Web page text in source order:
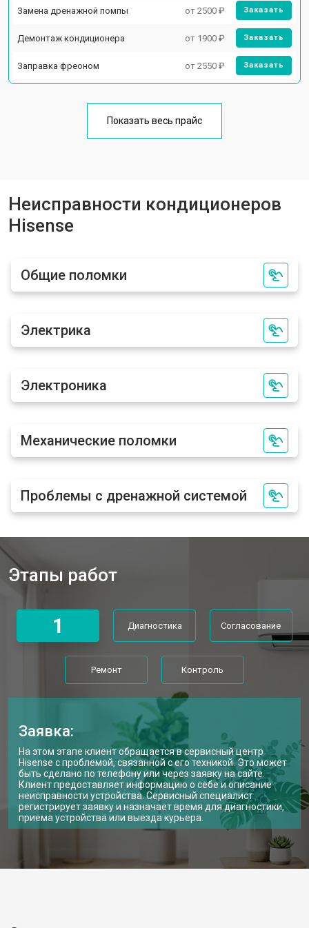
Замена дренажной помпы от 2500 ₽ Заказать
Демонтаж кондиционера от 1900 ₽ Заказать
Заправка фреоном от 2550 ₽ Заказать
Показать весь прайс
Неисправности кондиционеров
Hisense
Общие поломки
Электрика
Электроника
Механические поломки
Проблемы с дренажной системой
Этапы работ
1 Диагностика Согласование
Ремонт Контроль
Заявка:
На этом этапе клиент обращается в сервисный центр
Hisense с проблемой, связанной с его техникой. Это может
быть сделано по телефону или через заявку на сайте.
Клиент предоставляет информацию о себе и описание
неисправности устройства. Сервисный специалист
регистрирует заявку и назначает время для диагностики,
приема устройства или выезда курьера.